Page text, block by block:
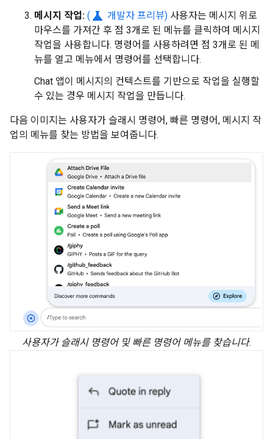
메시지 작업: ( science 개발자 프리뷰) 사용자는 메시지 위로
마우스를 가져간 후 점 3개로 된 메뉴를 클릭하여 메시지
작업을 사용합니다. 명령어를 사용하려면 점 3개로 된 메
뉴를 열고 메뉴에서 명령어를 선택합니다.
Chat 앱이 메시지의 컨텍스트를 기반으로 작업을 실행할
수 있는 경우 메시지 작업을 만듭니다.
다음 이미지는 사용자가 슬래시 명령어, 빠른 명령어, 메시지 작
업의 메뉴를 찾는 방법을 보여줍니다.
사용자가 슬래시 명령어 및 빠른 명령어 메뉴를 찾습니다.